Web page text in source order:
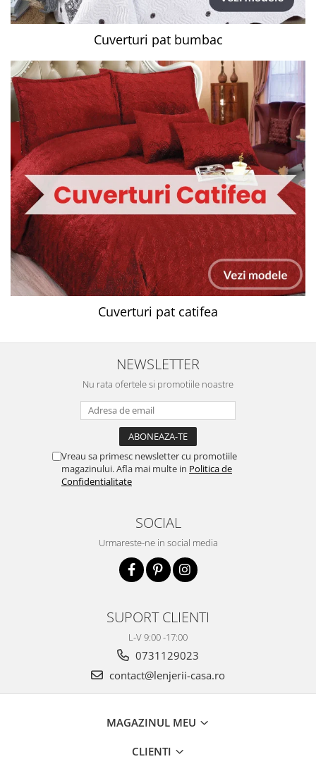
Cuverturi pat bumbac
Cuverturi pat catifea
NEWSLETTER
Nu rata ofertele si promotiile noastre
Vreau sa primesc newsletter cu promotiile
magazinului. Afla mai multe in Politica de
Confidentialitate
SOCIAL
Urmareste-ne in social media
SUPORT CLIENTI
L-V 9:00 -17:00
0731129023
contact@lenjerii-casa.ro
MAGAZINUL MEU
CLIENTI